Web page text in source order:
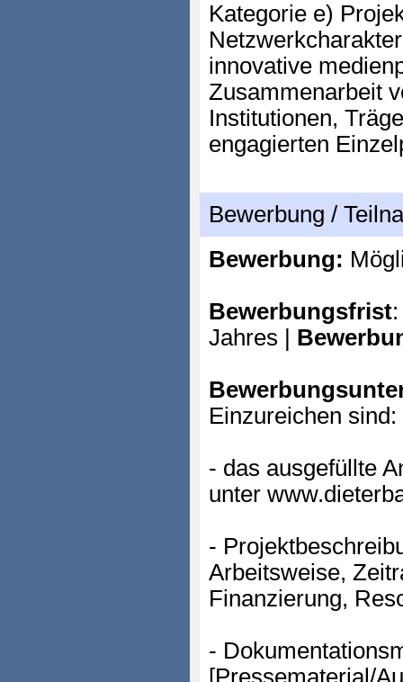
Kategorie e)
innovative
Zusammenarbeit
Institutionen,
engagierten
Bewerbung /
Bewerbung:
Bewerbungsfrist
Jahres |
Einzureichen sind:
- das ausgefüllte
unter
-
Arbeitsweise,
Finanzierung,
-
[Pressematerial/